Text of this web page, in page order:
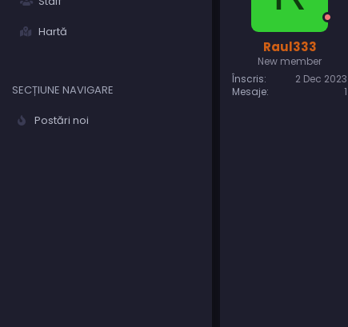
Hartă
SECȚIUNE NAVIGARE
Postări noi
Raul333
New member
Înscris
2 Dec 2023
Mesaje
1